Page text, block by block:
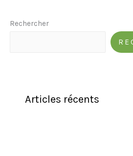
Rechercher
Articles récents